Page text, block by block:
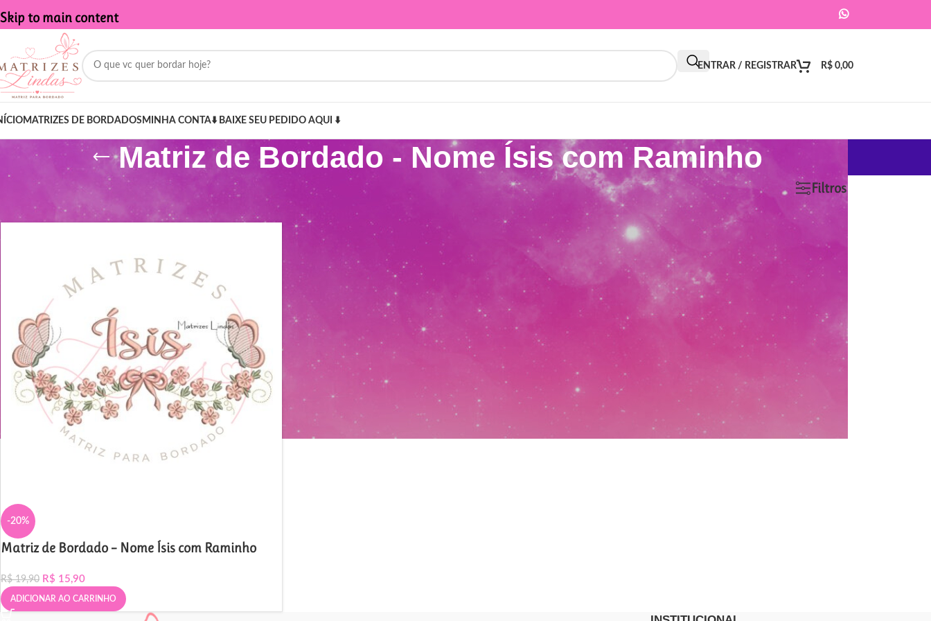
Skip to main content
ENTRAR / REGISTRAR R$ 0,00
MATRIZES DE BORDADOSMINHA CONTA⬇️ BAIXE SEU PEDIDO AQUI ⬇️
Matriz de Bordado - Nome Ísis com Raminho
Produtos marcados com a tag “Matriz de Bordado - Nome Ísis com Raminho” Mostrar 9 18 24 Filtros
-20%
Matriz de Bordado – Nome Ísis com Raminho
R$19,90 R$ 15,90
ADICIONAR AO CARRINHO